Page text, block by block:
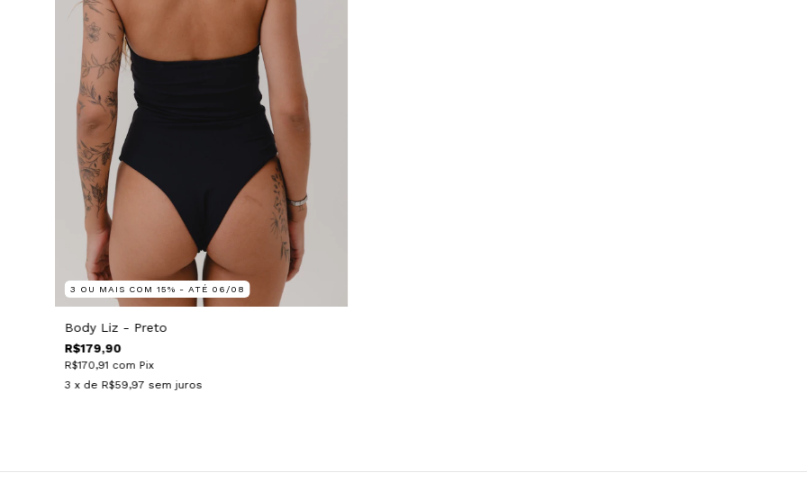
3 OU MAIS COM 15% - ATÉ 06/08
Body Liz - Preto
R$179,90
R$170,91 com Pix
3 x de R$59,97 sem juros